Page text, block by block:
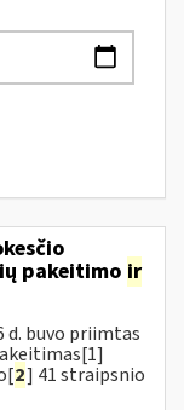
pakeitimo ir
d. buvo priimtas
2] 41 straipsnio